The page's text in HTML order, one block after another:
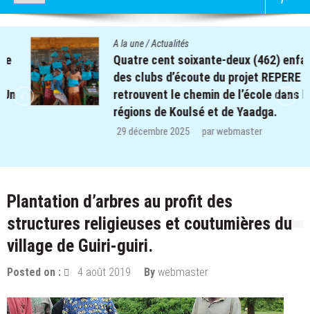
A la une/Actualités
Quatre cent soixante-deux (462) enfants
des clubs d’écoute du projet REPERE
retrouvent le chemin de l’école dans les
régions de Koulsé et de Yaadga.
29 décembre 2025 par webmaster
Plantation d’arbres au profit des
structures religieuses et coutumières du
village de Guiri-guiri.
Posted on : 4 août 2019 By webmaster